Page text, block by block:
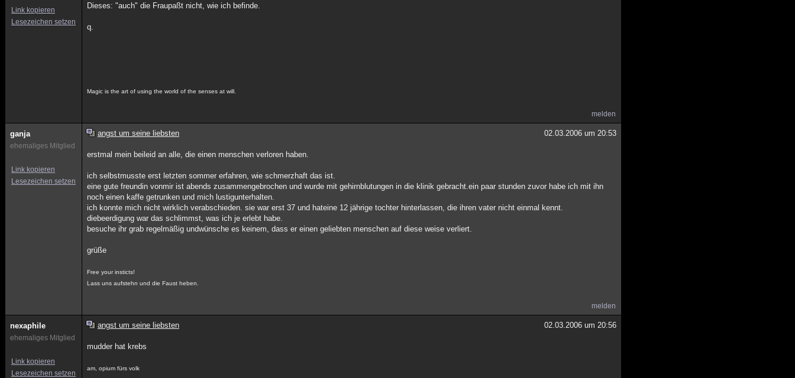
Link kopieren
Lesezeichen setzen
Dieses: "auch" die Fraupaßt nicht, wie ich befinde.
q.
Magic is the art of using the world of the senses at will.
melden
ganja
ehemaliges Mitglied
Link kopieren
Lesezeichen setzen
angst um seine liebsten 02.03.2006 um 20:53
erstmal mein beileid an alle, die einen menschen verloren haben.
ich selbstmusste erst letzten sommer erfahren, wie schmerzhaft das ist.
eine gute freundin vonmir ist abends zusammengebrochen und wurde mit gehirnblutungen in die klinik gebracht.ein paar stunden zuvor habe ich mit ihn
noch einen kaffe getrunken und mich lustigunterhalten.
ich konnte mich nicht wirklich verabschieden. sie war erst 37 und hateine 12 jährige tochter hinterlassen, die ihren vater nicht einmal kennt.
diebeerdigung war das schlimmst, was ich je erlebt habe.
besuche ihr grab regelmäßig undwünsche es keinem, dass er einen geliebten menschen auf diese weise verliert.
grüße
Free your insticts!
Lass uns aufstehn und die Faust heben.
melden
nexaphile
ehemaliges Mitglied
Link kopieren
Lesezeichen setzen
angst um seine liebsten 02.03.2006 um 20:56
mudder hat krebs
am, opium fürs volk